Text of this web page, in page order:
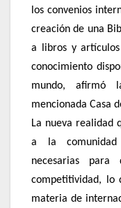
los convenios
creación de una
a libros y
conocimiento
mundo, afirmó
mencionada Casa
La nueva realidad
a la comunidad
necesarias
competitividad, lo
materia de